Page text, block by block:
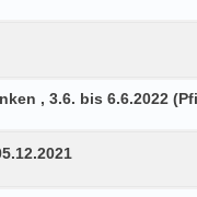
, 3.6. bis 6.6.2022